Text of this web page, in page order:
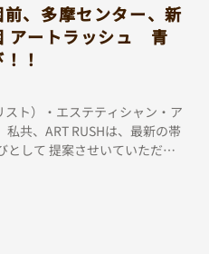
、多摩センター、新
アートラッシュ 青
！
ト）・エステティシャン・ア
共、ART RUSHは、最新の帯
として 提案させいていただい